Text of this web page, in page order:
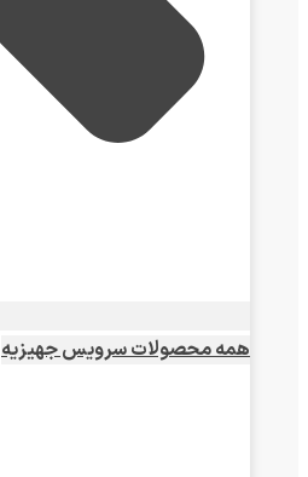
همه محصولات سرویس جهیزیه